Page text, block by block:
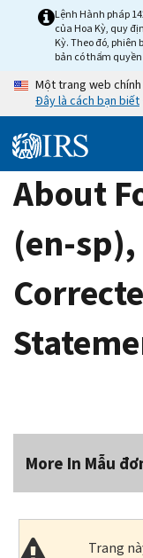
Lệnh Hành pháp
của Hoa Kỳ, quy
Kỳ. Theo đó,
bản có thẩm
Một trang web
Đây là cách bạn biết
About
(en-
More In Mẫu
Trang